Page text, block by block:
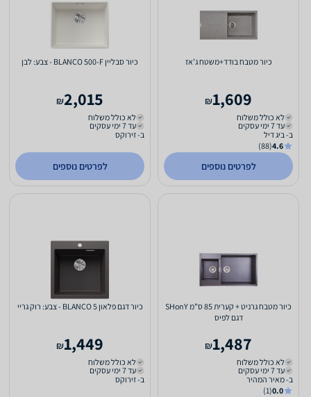
כיור מטבח בודד+משטח ג'אז
1,609
₪
לא כולל משלוח
עד 7 ימי עסקים
ב- ביג דיל
4.6
(88)
לפרטים נוספים
כיור סבליין BLANCO 500-F - צבע: לבן
2,015
₪
לא כולל משלוח
עד 7 ימי עסקים
ב- זירוקס
לפרטים נוספים
כיור מטבח גרניט + קערית 85 ס"מ SHonY
דגם לפיס
1,487
₪
לא כולל משלוח
עד 7 ימי עסקים
ב- מאיר המהיר
0.0
(1)
כיור דגם פלאון 5 BLANCO - צבע: רוק גריי
1,449
₪
לא כולל משלוח
עד 7 ימי עסקים
ב- זירוקס